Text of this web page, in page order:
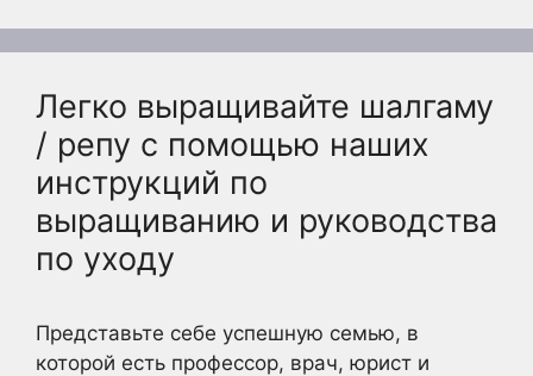
Легко выращивайте шалгаму
/ репу с помощью наших
инструкций по
выращиванию и руководства
по уходу
Представьте себе успешную семью, в
которой есть профессор, врач, юрист и